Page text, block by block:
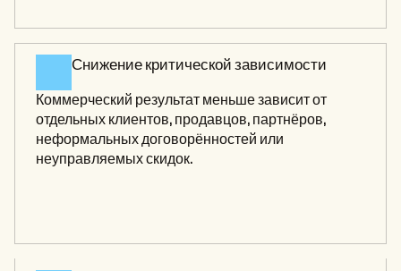
Снижение критической зависимости
Коммерческий результат меньше зависит от
отдельных клиентов, продавцов, партнёров,
неформальных договорённостей или
неуправляемых скидок.